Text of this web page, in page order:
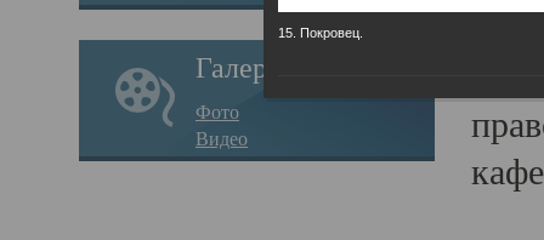
Галерея
Фото
Видео
15. Покровец.